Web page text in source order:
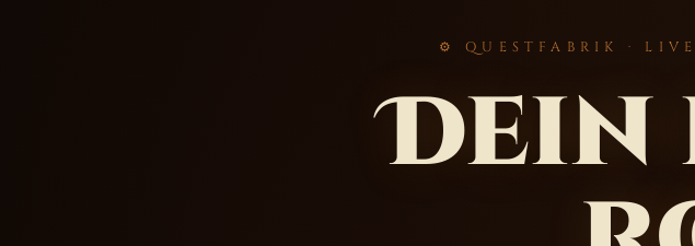
⚙ QUESTFABRIK ·
Dein